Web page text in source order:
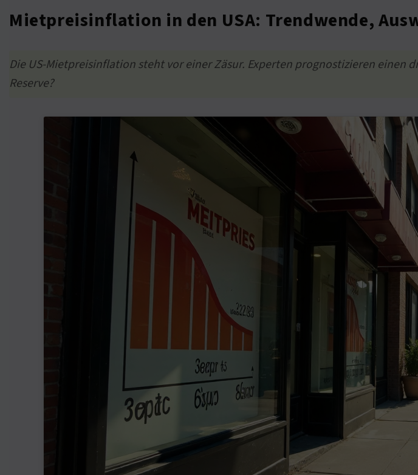
Mietpreisinflation in den USA: Trendwende,
Die US-Mietpreisinflation steht vor einer Zäsur. Experten prognostizieren einen
Reserve?